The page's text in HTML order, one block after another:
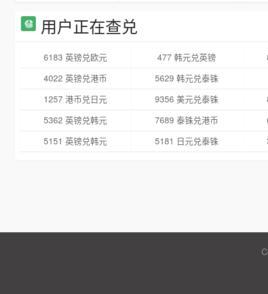
用户正在查兑
6183 英镑兑欧元 477 韩元兑英镑
4022 英镑兑港币
5629 韩元兑泰铢
1257 港币兑日元
9356 美元兑泰铢
5362 英镑兑韩元
7689 泰铢兑港币
5151 英镑兑韩元
5181 日元兑泰铢